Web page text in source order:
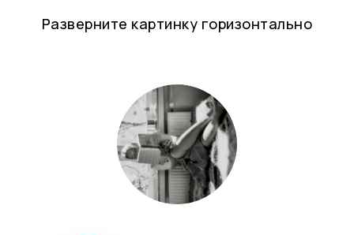
Разверните картинку горизонтально